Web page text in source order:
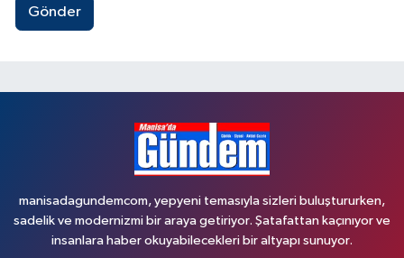
Gönder
manisadagundemcom, yepyeni temasıyla sizleri buluştururken,
sadelik ve modernizmi bir araya getiriyor. Şatafattan kaçınıyor ve
insanlara haber okuyabilecekleri bir altyapı sunuyor.